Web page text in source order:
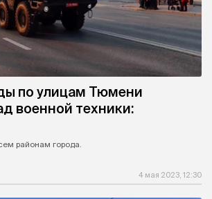
по улицам Тюмени
военной техники:
районам города.
4 мая 2023, 12:30